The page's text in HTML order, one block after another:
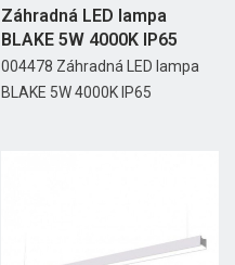
Záhradná LED lampa
BLAKE 5W 4000K IP65
004478 Záhradná LED lampa
BLAKE 5W 4000K IP65